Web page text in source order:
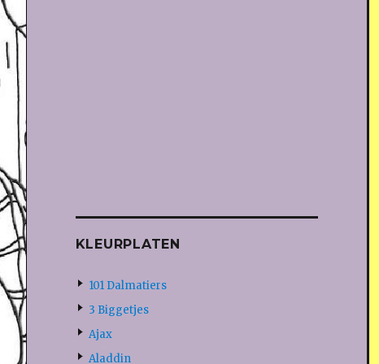
KLEURPLATEN
101 Dalmatiers
3 Biggetjes
Ajax
Aladdin